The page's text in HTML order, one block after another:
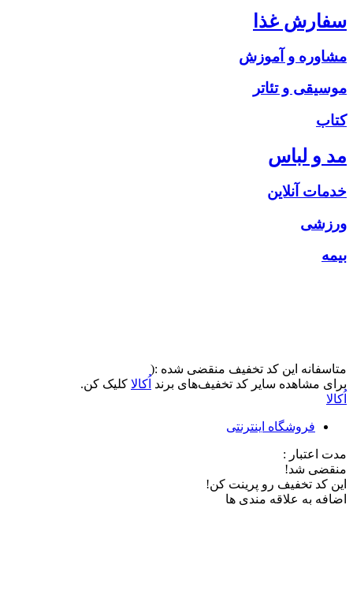
سفارش غذا
مشاوره و آموزش
موسیقی و تئاتر
کتاب
مد و لباس
خدمات آنلاین
ورزشی
بیمه
متاسفانه این کد تخفیف منقضی شده :(
برای مشاهده سایر کد تخفیف‌های برند اُکالا کلیک کن.
اُکالا
فروشگاه اینترنتی
مدت اعتبار :
منقضی شد!
این کد تخفیف رو پرینت کن!
اضافه به علاقه مندی ها